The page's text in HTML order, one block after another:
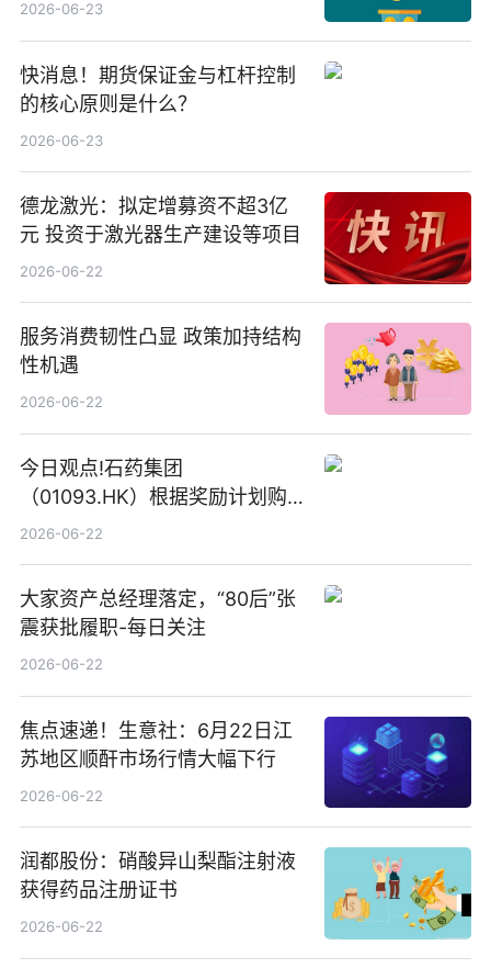
2026-06-23
快消息！期货保证金与杠杆控制
的核心原则是什么？
2026-06-23
德龙激光：拟定增募资不超3亿
元 投资于激光器生产建设等项目
2026-06-22
服务消费韧性凸显 政策加持结构
性机遇
2026-06-22
今日观点!石药集团
（01093.HK）根据奖励计划购
回580万股
2026-06-22
大家资产总经理落定，“80后”张
震获批履职-每日关注
2026-06-22
焦点速递！生意社：6月22日江
苏地区顺酐市场行情大幅下行
2026-06-22
润都股份：硝酸异山梨酯注射液
获得药品注册证书
2026-06-22